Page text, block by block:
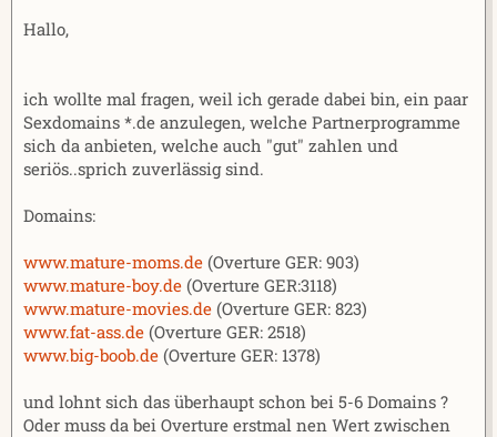
Hallo,
ich wollte mal fragen, weil ich gerade dabei bin, ein paar
Sexdomains *.de anzulegen, welche Partnerprogramme
sich da anbieten, welche auch "gut" zahlen und
seriös..sprich zuverlässig sind.
Domains:
www.mature-moms.de (Overture GER: 903)
www.mature-boy.de (Overture GER:3118)
www.mature-movies.de (Overture GER: 823)
www.fat-ass.de (Overture GER: 2518)
www.big-boob.de (Overture GER: 1378)
und lohnt sich das überhaupt schon bei 5-6 Domains ?
Oder muss da bei Overture erstmal nen Wert zwischen